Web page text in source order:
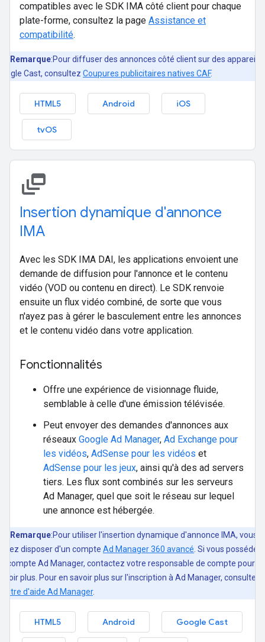
compatibles avec le SDK IMA côté client pour chaque
plate-forme, consultez la page Assistance et
compatibilité.
Remarque:Pour diffuser des annonces côté client sur des appareils
Cast, consultez Coupures publicitaires natives CAF.
HTML5 Android iOS
tvOS
dynamic_feed
Insertion dynamique d'annonce
IMA
Avec les SDK IMA DAI, les applications envoient une
demande de diffusion pour l'annonce et le contenu
vidéo (VOD ou contenu en direct). Le SDK renvoie
ensuite un flux vidéo combiné, de sorte que vous
n'ayez pas à gérer le basculement entre les annonces
et le contenu vidéo dans votre application.
Fonctionnalités
Offre une expérience de visionnage fluide,
semblable à celle d'une émission télévisée.
Peut envoyer des demandes d'annonces aux
réseaux Google Ad Manager, Ad Exchange pour
les vidéos, AdSense pour les vidéos et
AdSense pour les jeux, ainsi qu'à des ad servers
tiers. Les flux sont combinés sur les serveurs
Ad Manager, quel que soit le réseau sur lequel
une annonce est hébergée.
Remarque:Pour utiliser l'insertion dynamique d'annonce IMA, vous
disposer d'un compte Ad Manager 360 avancé . Si vous possédez
compte Ad Manager, contactez votre responsable de compte pour
plus. Pour en savoir plus sur l'inscription à Ad Manager, consultez
d'aide Ad Manager.
HTML5 Android Google Cast